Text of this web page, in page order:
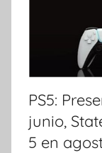
PS5:
junio,
5 en